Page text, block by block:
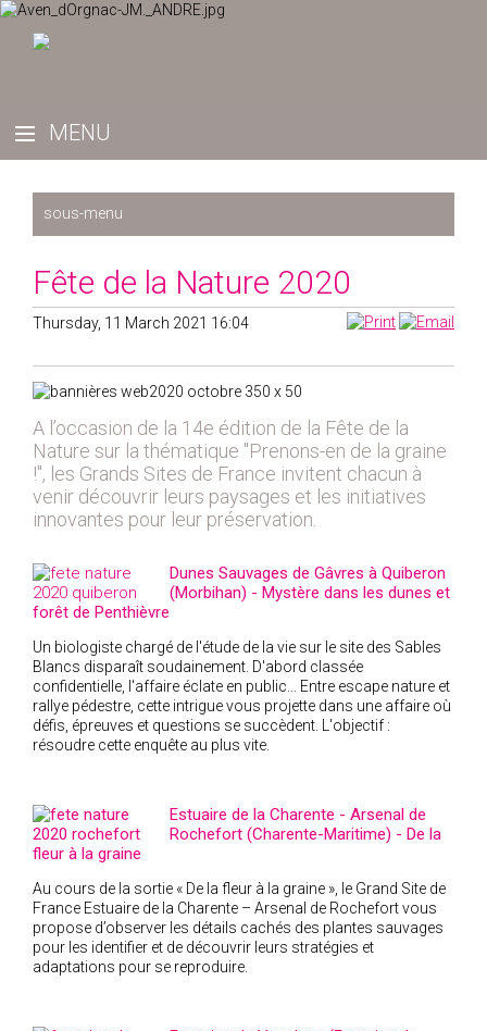
2025
2024
2022
2019
2020
2021
2018
2016
2015
2014
2012
2013
2011
2008
2007
2006
2005
2004
Fête de la Nature 2020
Thursday, 11 March 2021 16:04
A l’occasion de la 14e édition de la Fête de la
Nature sur la thématique "Prenons-en de la graine
!", les Grands Sites de France invitent chacun à
venir découvrir leurs paysages et les initiatives
innovantes pour leur préservation.
Dunes Sauvages de Gâvres à Quiberon
(Morbihan) - Mystère dans les dunes et
forêt de Penthièvre
Un biologiste chargé de l'étude de la vie sur le site des Sables
Blancs disparaît soudainement. D'abord classée
confidentielle, l'affaire éclate en public... Entre escape nature et
rallye pédestre, cette intrigue vous projette dans une affaire où
défis, épreuves et questions se succèdent. L'objectif :
résoudre cette enquête au plus vite.
Estuaire de la Charente - Arsenal de
Rochefort (Charente-Maritime) - De la
fleur à la graine
Au cours de la sortie « De la fleur à la graine », le Grand Site de
France Estuaire de la Charente – Arsenal de Rochefort vous
propose d’observer les détails cachés des plantes sauvages
pour les identifier et de découvrir leurs stratégies et
adaptations pour se reproduire.